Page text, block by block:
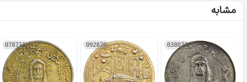
مشابه
038071
092876
078711